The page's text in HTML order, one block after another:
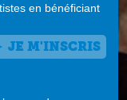
en bénéficiant
JE M'INSCRIS